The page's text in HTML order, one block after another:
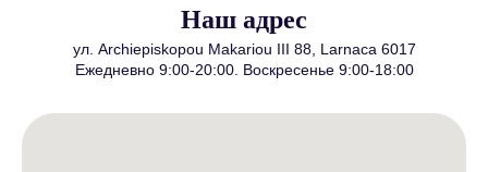
Наш адрес
ул. Archiepiskopou Makariou III 88, Larnaca 6017
Ежедневно 9:00-20:00. Воскресенье 9:00-18:00